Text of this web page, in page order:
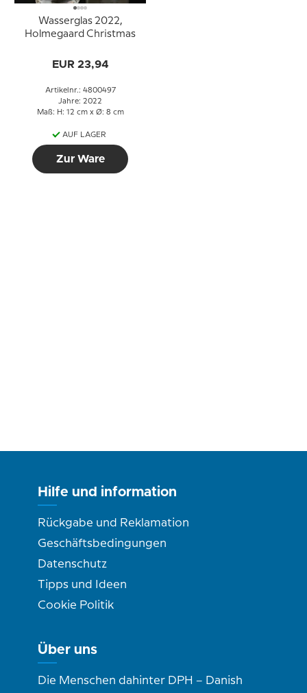
Wasserglas 2022,
Holmegaard Christmas
EUR 23,94
Artikelnr.: 4800497
Jahre: 2022
Maß: H: 12 cm x Ø: 8 cm
AUF LAGER
Zur Ware
Hilfe und information
Rückgabe und Reklamation
Geschäftsbedingungen
Datenschutz
Tipps und Ideen
Cookie Politik
Über uns
Die Menschen dahinter DPH – Danish